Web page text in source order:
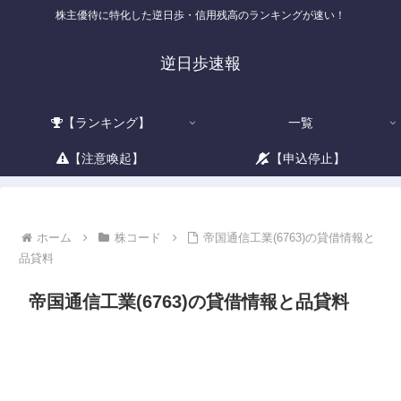
株主優待に特化した逆日歩・信用残高のランキングが速い！
逆日歩速報
【ランキング】 一覧
【注意喚起】 【申込停止】
ホーム 株コード
帝国通信工業(6763)の貸借情報と
品貸料
帝国通信工業(6763)の貸借情報と品貸料